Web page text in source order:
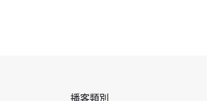
播客類別